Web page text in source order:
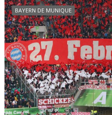
BAYERN DE MUNIQUE